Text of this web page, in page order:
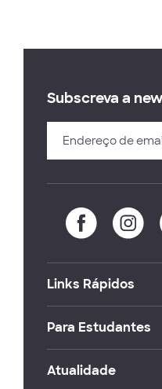
Subscreva a
Links Rápidos
Para Estudantes
Atualidade